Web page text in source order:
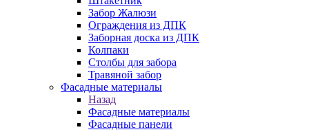
Забор Жалюзи
Ограждения из ДПК
Заборная доска из ДПК
Колпаки
Столбы для забора
Травяной забор
Фасадные материалы
Назад
Фасадные материалы
Фасадные панели